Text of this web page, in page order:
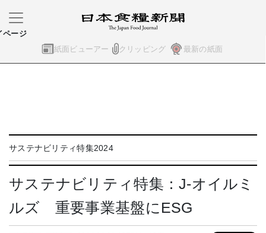
紙面ビューアー クリッピング 最新の紙面
ページ
サステナビリティ特集2024
サステナビリティ特集：J-オイルミ
ルズ 重要事業基盤にESG